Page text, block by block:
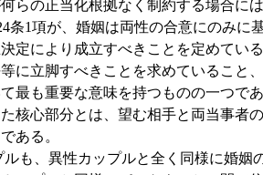
らの正当化根拠なく制約する場合に
条1項が、婚姻は両性の合意にのみに
定により成立すべきことを定めてい
に立脚すべきことを求めていること
最も重要な意味を持つものの一つで
核心部分とは、望む相手と両当事者
ある。
も、異性カップルと全く同様に婚姻